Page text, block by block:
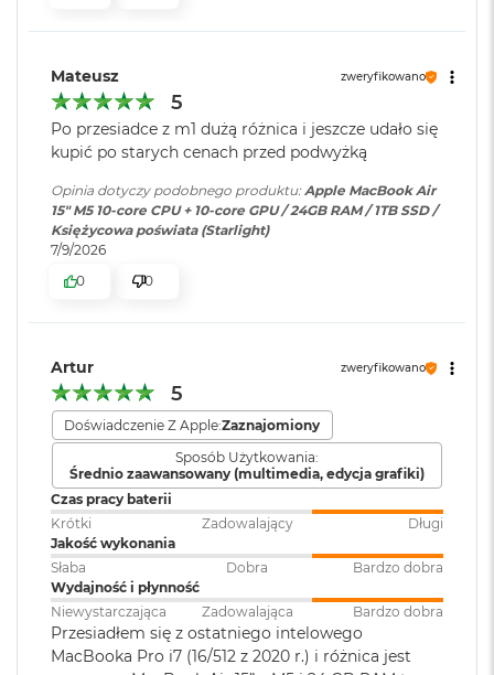
i
y
s
k
u
a
c
B
o
i
2
5
6
G
B
M
a
c
B
o
k
A
i
r
Jasność 500 nitów
Kolory
Możliwość wyświetlania miliarda kolorów
Szeroka gama kolorów (P3)
Technologia True Tone
Chip
Apple M5
Apple M5 (10-rdzeniowy procesor CPU + 10-rdzeniowy procesor
GPU + 16-rdzeniowy system Neural Engine)
Akceleratory Neural Accelerator
Sprzętowa akceleracja ray tracingu
153 GB/s przepustowości pamięci
Silnik multimedialny
Sprzętowa akceleracja obsługi H.264, HEVC, ProRes i ProRes RAW
Pojemność baterii: 66,5 Wh
Szybkie ładowanie:
zasilaczem USB-C o mocy 70W
Ładowanie i
rozbudowa:
Dwa porty Thunderbolt 4
(USB‑C) obsługujące:
Ładowanie,
Klawiatura
numeryczna
klawiatura:
TAK
Touch ID:
Obsługa
wyświetlaczy :
Obsługa maks. dwóch
wyświetlaczy zewnętrznych do
6K przy 60 Hz lub jednego
Mateusz zweryfikowano
5
Po przesiadce z m1 dużą różnica i jeszcze udało się
kupić po starych cenach przed podwyżką
Opinia dotyczy podobnego produktu:Apple MacBook Air
15" M5 10‑core CPU + 10‑core GPU / 24GB RAM / 1TB SSD /
Księżycowa poświata (Starlight)
7/9/2026
0
0
Artur zweryfikowano
5
Doświadczenie Z Apple:Zaznajomiony
Sposób Użytkowania:
Średnio zaawansowany (multimedia, edycja grafiki)
Czas pracy baterii
Krótki
Zadowalający
Długi
Jakość wykonania
Słaba
Dobra
Bardzo dobra
Wydajność i płynność
Niewystarczająca
Zadowalająca Bardzo dobra
Przesiadłem się z ostatniego intelowego
MacBooka Pro i7 (16/512 z 2020 r.) i różnica jest